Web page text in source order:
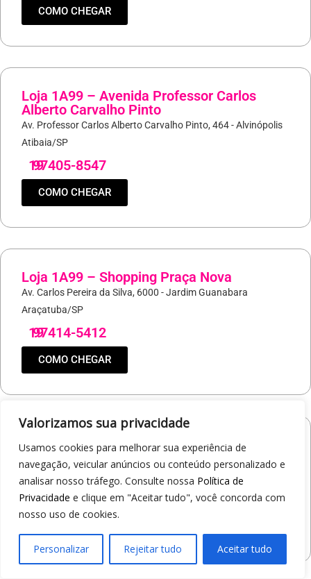
Valorizamos sua privacidade
Usamos cookies para melhorar sua experiência de
navegação, veicular anúncios ou conteúdo personalizado e
analisar nosso tráfego. Consulte nossa Política de
Privacidade e clique em "Aceitar tudo", você concorda com
nosso uso de cookies.
Personalizar Rejeitar tudo Aceitar tudo
COMO CHEGAR
Loja 1A99 – Avenida Professor Carlos
Alberto Carvalho Pinto
Av. Professor Carlos Alberto Carvalho Pinto, 464 - Alvinópolis
Atibaia/SP
19
97405-8547
COMO CHEGAR
Loja 1A99 – Shopping Praça Nova
Av. Carlos Pereira da Silva, 6000 - Jardim Guanabara
Araçatuba/SP
19
97414-5412
COMO CHEGAR
Loja 1A99 – Shopping Jaraguá
Av. Alberto Benassi, 2270 - Jardim dos Manacás
Araraquara/SP
19
97412-5359